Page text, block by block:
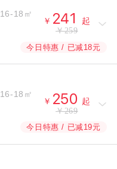
16-18㎡
￥ 
起
￥259
今日特惠 / 已减18元
16-18㎡
￥ 
起
￥269
今日特惠 / 已减19元